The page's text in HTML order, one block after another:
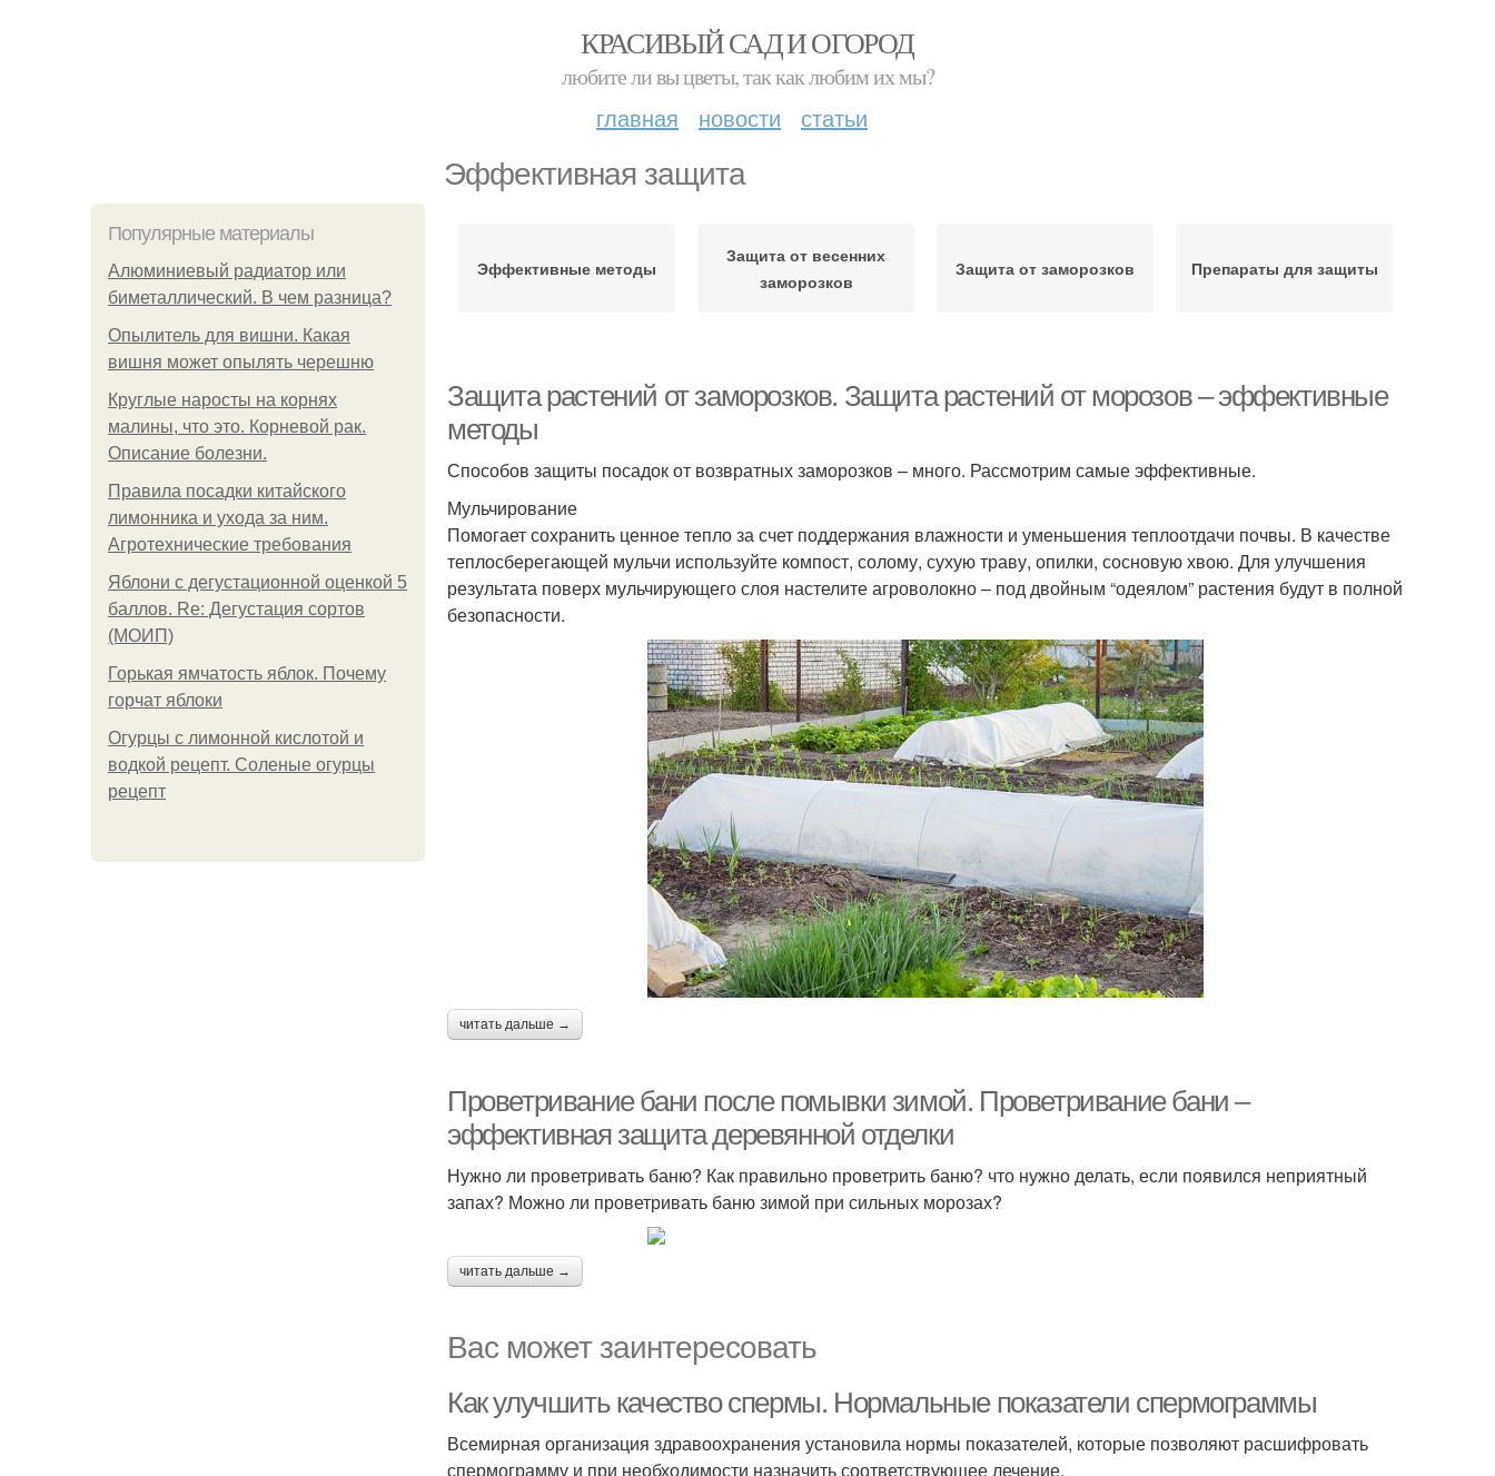
КРАСИВЫЙ САД И ОГОРОД
любите ли вы цветы, так как любим их мы?
главная новости статьи
Эффективная защита
Популярные материалы
Алюминиевый радиатор или
биметаллический. В чем разница?
Опылитель для вишни. Какая
вишня может опылять черешню
Круглые наросты на корнях
малины, что это. Корневой рак.
Описание болезни.
Правила посадки китайского
лимонника и ухода за ним.
Агротехнические требования
Яблони с дегустационной оценкой 5
баллов. Re: Дегустация сортов
(МОИП)
Горькая ямчатость яблок. Почему
горчат яблоки
Огурцы с лимонной кислотой и
водкой рецепт. Соленые огурцы
рецепт
Эффективные методы
Защита от весенних
заморозков
Защита от заморозков Препараты для защиты
Защита растений от заморозков. Защита растений от морозов – эффективные
методы
Способов защиты посадок от возвратных заморозков – много. Рассмотрим самые эффективные.
Мульчирование
Помогает сохранить ценное тепло за счет поддержания влажности и уменьшения теплоотдачи почвы. В качестве
теплосберегающей мульчи используйте компост, солому, сухую траву, опилки, сосновую хвою. Для улучшения
результата поверх мульчирующего слоя настелите агроволокно – под двойным “одеялом” растения будут в полной
безопасности.
читать дальше →
Проветривание бани после помывки зимой. Проветривание бани –
эффективная защита деревянной отделки
Нужно ли проветривать баню? Как правильно проветрить баню? что нужно делать, если появился неприятный
запах? Можно ли проветривать баню зимой при сильных морозах?
читать дальше →
Вас может заинтересовать
Как улучшить качество спермы. Нормальные показатели спермограммы
Всемирная организация здравоохранения установила нормы показателей, которые позволяют расшифровать
спермограмму и при необходимости назначить соответствующее лечение.